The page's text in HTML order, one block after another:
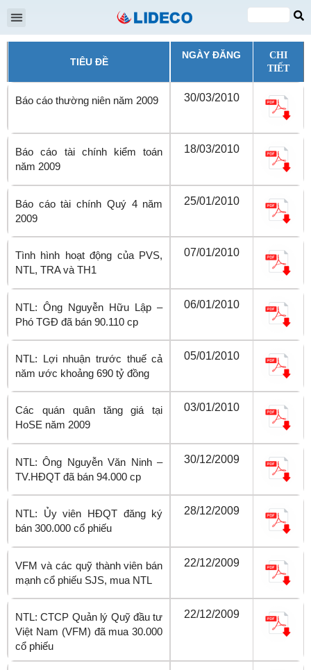
VI
EN
TIÊU ĐỀ
NGÀY ĐĂNG
CHI
TIẾT
Báo cáo thường niên năm 2009 30/03/2010
Báo cáo tài chính kiểm toán
năm 2009
18/03/2010
Báo cáo tài chính Quý 4 năm
2009
25/01/2010
Tình hình hoạt động của PVS,
NTL, TRA và TH1
07/01/2010
NTL: Ông Nguyễn Hữu Lập –
Phó TGĐ đã bán 90.110 cp
06/01/2010
NTL: Lợi nhuận trước thuế cả
năm ước khoảng 690 tỷ đồng
05/01/2010
Các quán quân tăng giá tại
HoSE năm 2009
03/01/2010
NTL: Ông Nguyễn Văn Ninh –
TV.HĐQT đã bán 94.000 cp
30/12/2009
NTL: Ủy viên HĐQT đăng ký
bán 300.000 cổ phiếu
28/12/2009
VFM và các quỹ thành viên bán
mạnh cổ phiếu SJS, mua NTL
22/12/2009
NTL: CTCP Quản lý Quỹ đầu tư
Việt Nam (VFM) đã mua 30.000
cổ phiếu
22/12/2009